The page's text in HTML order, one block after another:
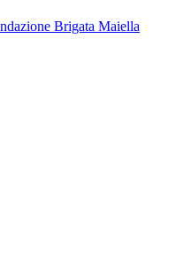
Brigata Maiella